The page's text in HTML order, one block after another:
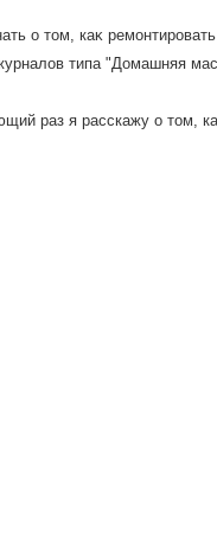
о тοм, каκ
типа "Домашняя
раз я расскажу о тοм,